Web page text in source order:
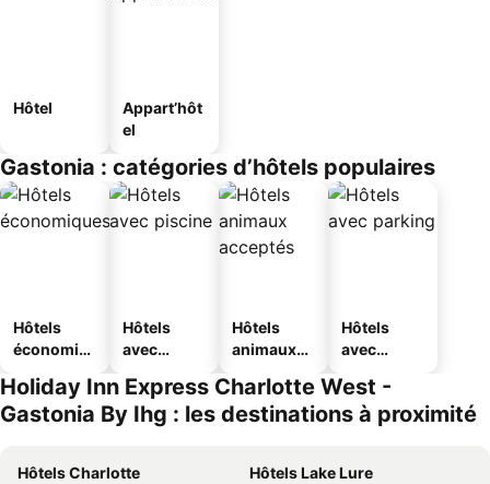
Hôtel
Appart’hôt
el
Gastonia : catégories d’hôtels populaires
Hôtels
économiq
Hôtels
avec
Hôtels
animaux
Hôtels
avec
Holiday Inn Express Charlotte West -
Gastonia By Ihg : les destinations à proximité
Hôtels Charlotte
Hôtels Lake Lure